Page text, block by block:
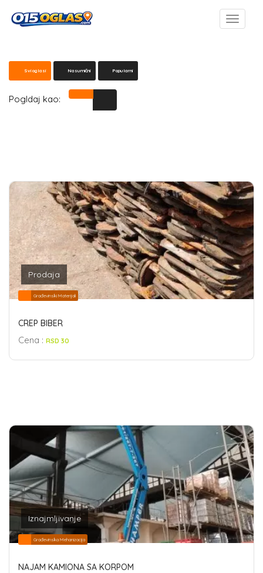
Svi oglasi Nasumični Popularni
Pogldaj kao:
Prodaja
Građevinski Materijali
CREP BIBER
Cena : RSD 30
Iznajmljivanje
Građevinska Mehanizacija
NAJAM KAMIONA SA KORPOM